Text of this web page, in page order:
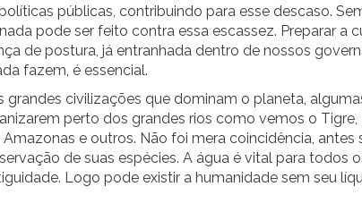
públicas, contribuindo para esse descaso.
pode ser feito contra essa escassez. Preparar a
de postura, já entranhada dentro de nossos
fazem, é essencial.
grandes civilizações que dominam o planeta,
perto dos grandes rios como vemos o Tigre,
Amazonas e outros. Não foi mera coincidência, antes
de suas espécies. A água é vital para todos
Logo pode existir a humanidade sem seu